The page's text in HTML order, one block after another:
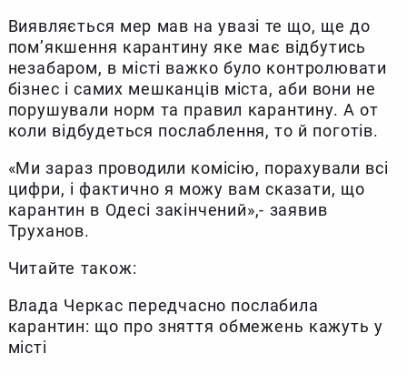
Виявляється мер мав на увазі те що, ще до
пом’якшення карантину яке має відбутись
незабаром, в місті важко було контролювати
бізнес і самих мешканців міста, аби вони не
порушували норм та правил карантину. А от
коли відбудеться послаблення, то й поготів.
«Ми зараз проводили комісію, порахували всі
цифри, і фактично я можу вам сказати, що
карантин в Одесі закінчений»,- заявив
Труханов.
Читайте також:
Влада Черкас передчасно послабила
карантин: що про зняття обмежень кажуть у
місті